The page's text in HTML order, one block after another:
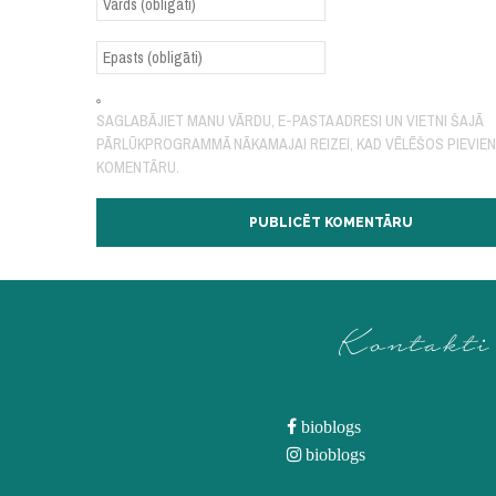
SAGLABĀJIET MANU VĀRDU, E-PASTA ADRESI UN VIETNI ŠAJĀ
PĀRLŪKPROGRAMMĀ NĀKAMAJAI REIZEI, KAD VĒLĒŠOS
KOMENTĀRU.
Kontakti
bioblogs
bioblogs